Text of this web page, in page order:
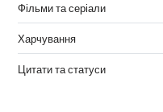
Фільми та серіали
Харчування
Цитати та статуси